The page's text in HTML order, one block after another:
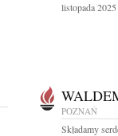
listopada
POZNAŃ
Składamy